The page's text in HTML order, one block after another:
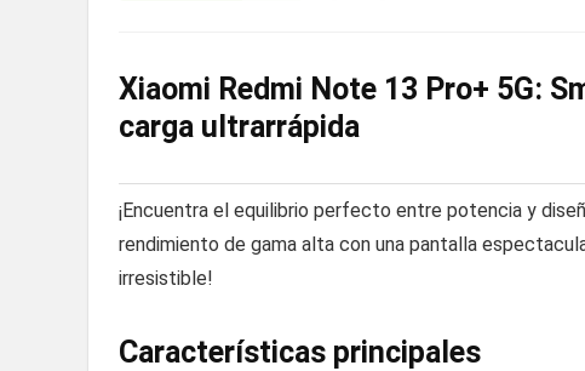
Xiaomi Redmi Note 13 Pro+ 5G:
carga ultrarrápida
¡Encuentra el equilibrio perfecto entre potencia y
rendimiento de gama alta con una pantalla
irresistible!
Características principales